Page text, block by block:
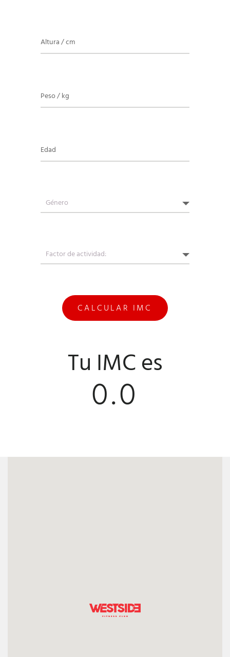
Tu IMC es
0.0